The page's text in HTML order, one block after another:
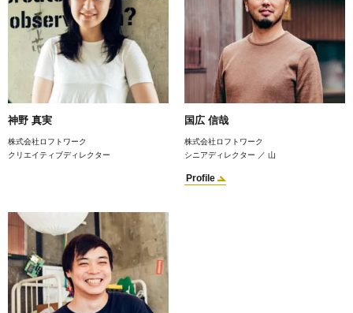
神野 真実
株式会社ロフトワーク
クリエイティブディレクター
国広 信哉
株式会社ロフトワーク
シニアディレクター ／ 山
Profile